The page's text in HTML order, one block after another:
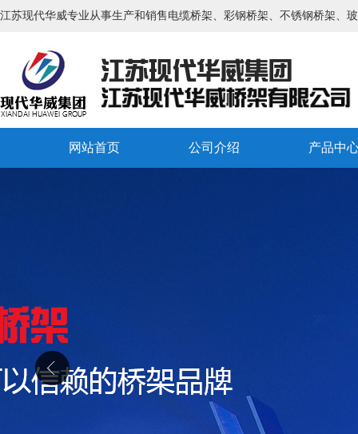
江苏现代华威专业从事生产和销售电缆桥架、彩钢桥架、不锈钢桥架、
网站首页 公司介绍 产品中